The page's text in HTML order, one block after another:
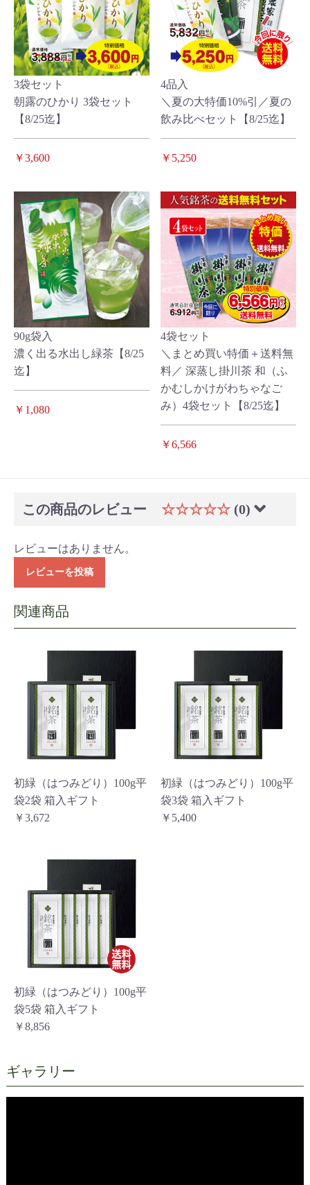
3袋セット
朝露のひかり 3袋セット
【8/25迄】
￥3,600
4品入
＼夏の大特価10%引／夏の
飲み比べセット【8/25迄】
￥5,250
90g袋入
濃く出る水出し緑茶【8/25
迄】
￥1,080
4袋セット
＼まとめ買い特価＋送料無
料／ 深蒸し掛川茶 和（ふ
かむしかけがわちゃなご
み）4袋セット【8/25迄】
￥6,566
この商品のレビュー ☆☆☆☆☆ (0)
レビューはありません。
レビューを投稿
初緑（はつみどり）100g平
袋2袋 箱入ギフト
￥3,672
初緑（はつみどり）100g平
袋3袋 箱入ギフト
￥5,400
初緑（はつみどり）100g平
袋5袋 箱入ギフト
￥8,856
ギャラリー